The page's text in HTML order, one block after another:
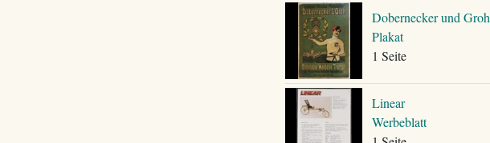
Dobernecker und Groh
Plakat
1 Seite
Linear
Werbeblatt